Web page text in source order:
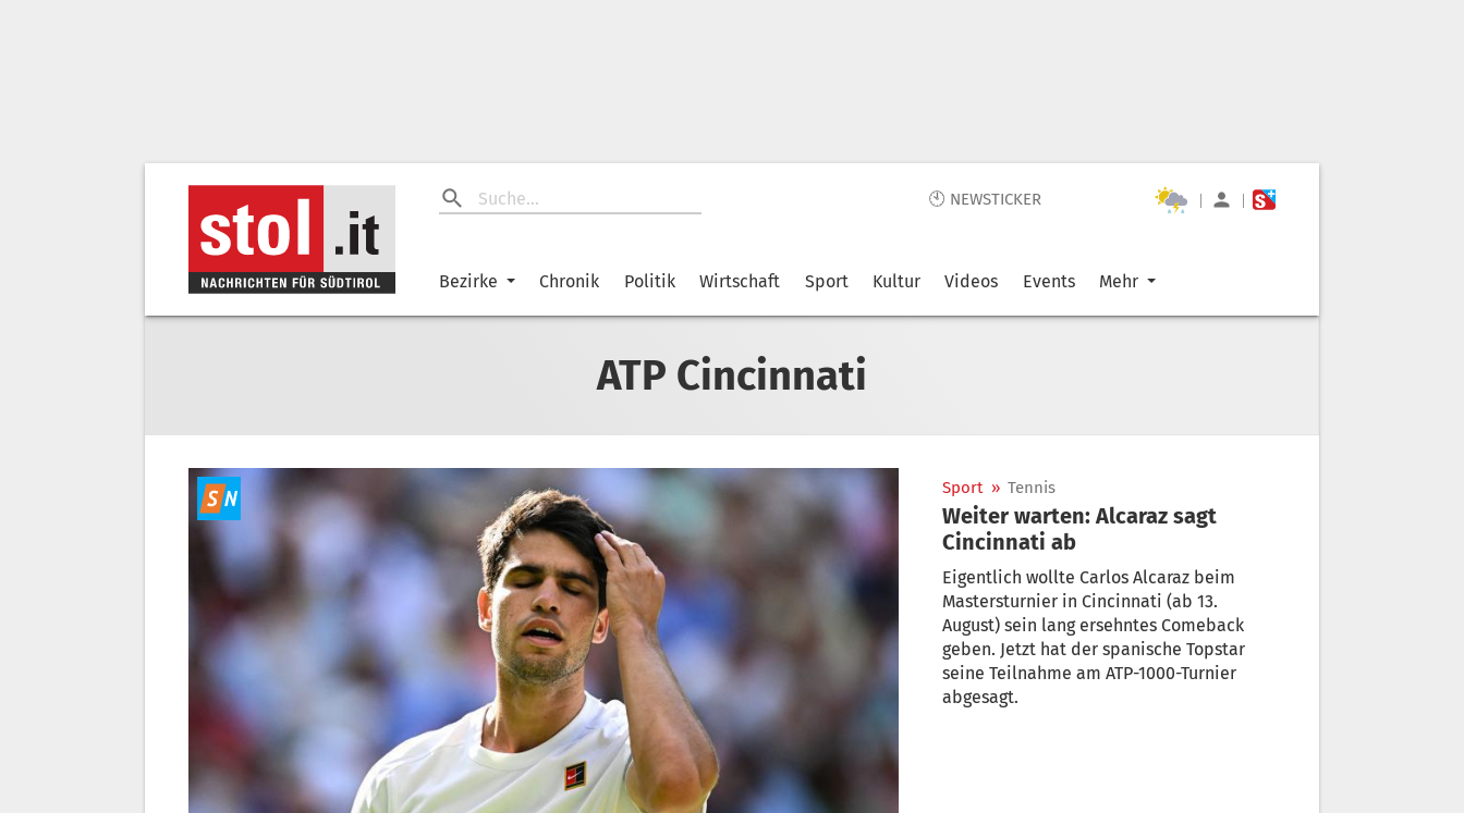
🕙 NEWSTICKER | |
Bezirke Chronik Politik Wirtschaft Sport Kultur Videos Events Mehr
ATP Cincinnati
Sport » Tennis
Weiter warten: Alcaraz sagt
Cincinnati ab
Eigentlich wollte Carlos Alcaraz beim
Mastersturnier in Cincinnati (ab 13.
August) sein lang ersehntes Comeback
geben. Jetzt hat der spanische Topstar
seine Teilnahme am ATP-1000-Turnier
abgesagt.